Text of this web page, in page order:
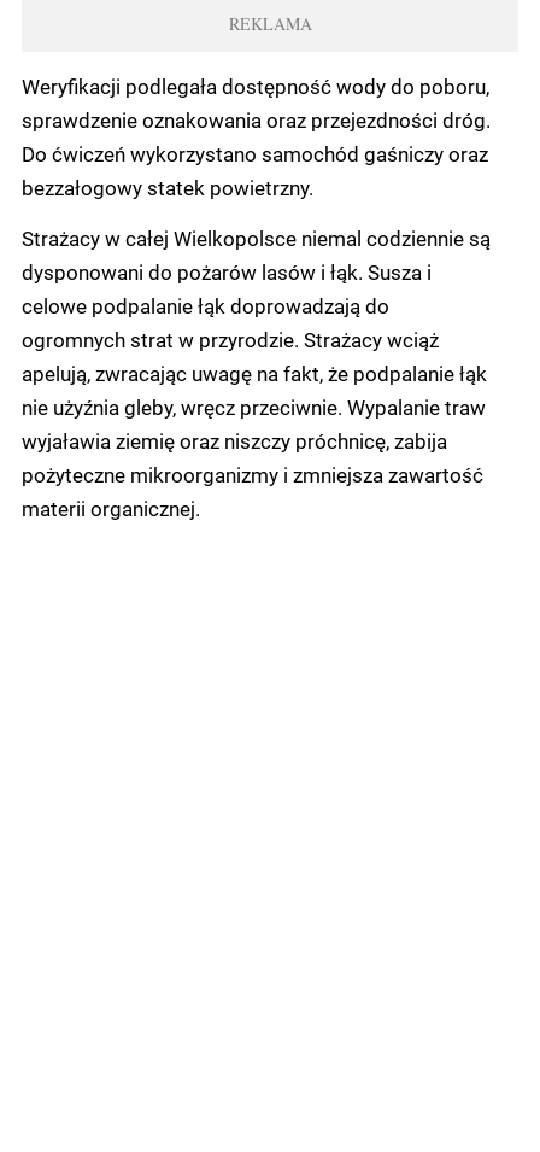
REKLAMA
Weryfikacji podlegała dostępność wody do poboru,
sprawdzenie oznakowania oraz przejezdności dróg.
Do ćwiczeń wykorzystano samochód gaśniczy oraz
bezzałogowy statek powietrzny.
Strażacy w całej Wielkopolsce niemal codziennie są
dysponowani do pożarów lasów i łąk. Susza i
celowe podpalanie łąk doprowadzają do
ogromnych strat w przyrodzie. Strażacy wciąż
apelują, zwracając uwagę na fakt, że podpalanie łąk
nie użyźnia gleby, wręcz przeciwnie. Wypalanie traw
wyjaławia ziemię oraz niszczy próchnicę, zabija
pożyteczne mikroorganizmy i zmniejsza zawartość
materii organicznej.